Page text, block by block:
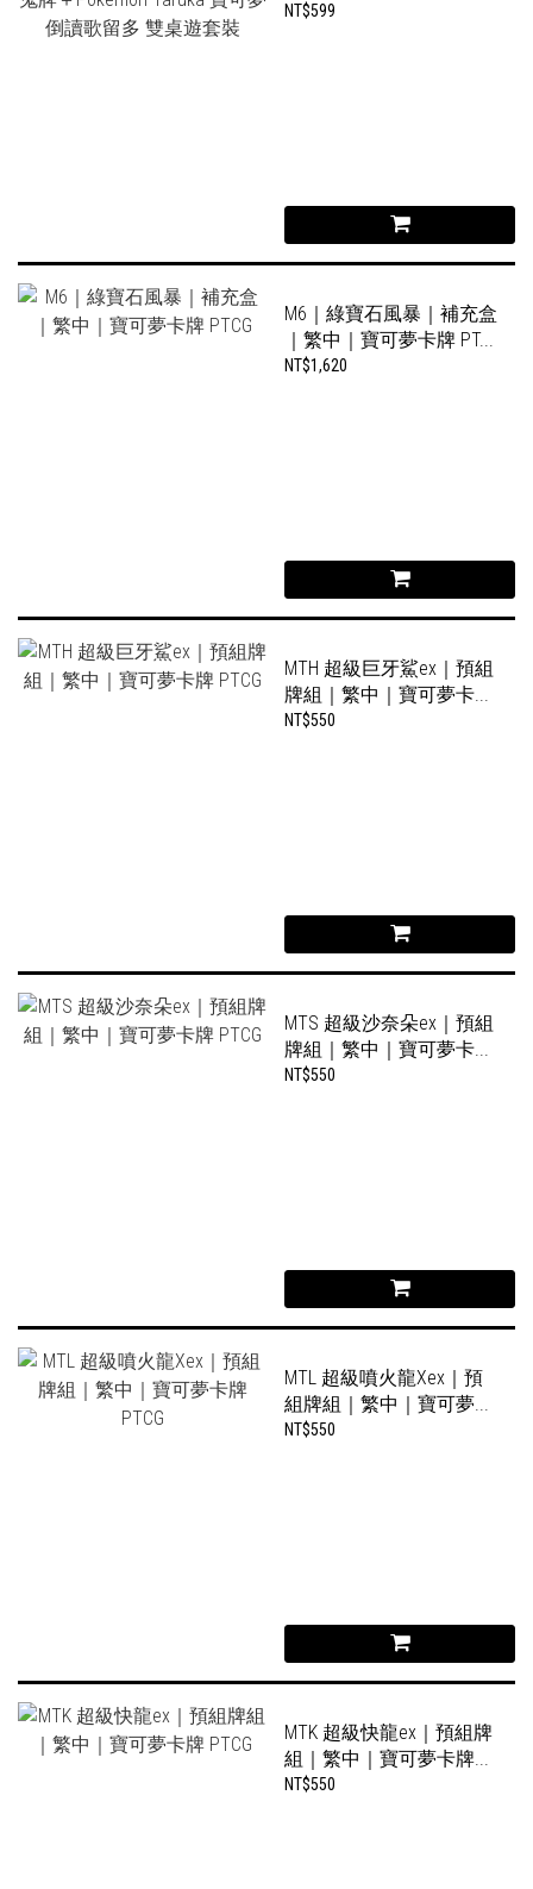
NT$599
M6｜綠寶石風暴｜補充盒
｜繁中｜寶可夢卡牌 PT...
NT$1,620
MTH 超級巨牙鯊ex｜預組
牌組｜繁中｜寶可夢卡...
NT$550
MTS 超級沙奈朵ex｜預組
牌組｜繁中｜寶可夢卡...
NT$550
MTL 超級噴火龍Xex｜預
組牌組｜繁中｜寶可夢...
NT$550
MTK 超級快龍ex｜預組牌
組｜繁中｜寶可夢卡牌...
NT$550